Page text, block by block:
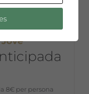
d’Emma
exposició
vins al celler
8€ per persona